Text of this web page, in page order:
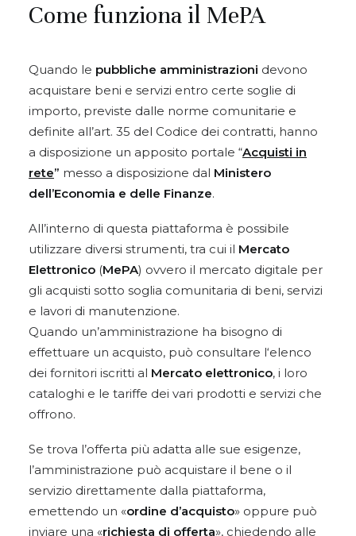
Come funziona il MePA
Quando le pubbliche amministrazioni devono
acquistare beni e servizi entro certe soglie di
importo, previste dalle norme comunitarie e
definite all’art. 35 del Codice dei contratti, hanno
a disposizione un apposito portale “Acquisti in
rete” messo a disposizione dal Ministero
dell’Economia e delle Finanze.
All’interno di questa piattaforma è possibile
utilizzare diversi strumenti, tra cui il Mercato
Elettronico (MePA) ovvero il mercato digitale per
gli acquisti sotto soglia comunitaria di beni, servizi
e lavori di manutenzione.
Quando un’amministrazione ha bisogno di
effettuare un acquisto, può consultare l‘elenco
dei fornitori iscritti al Mercato elettronico, i loro
cataloghi e le tariffe dei vari prodotti e servizi che
offrono.
Se trova l’offerta più adatta alle sue esigenze,
l’amministrazione può acquistare il bene o il
servizio direttamente dalla piattaforma,
emettendo un «ordine d’acquisto» oppure può
inviare una «richiesta di offerta», chiedendo alle